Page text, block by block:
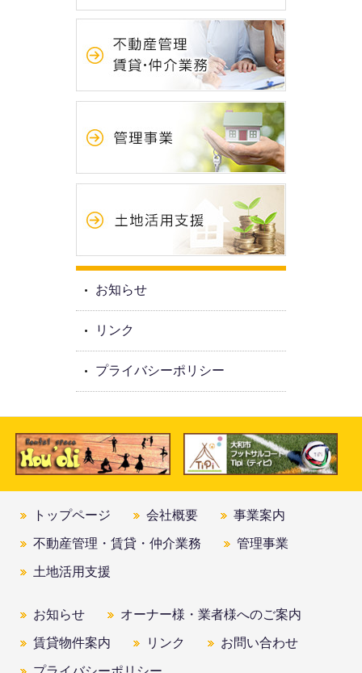
お知らせ
リンク
プライバシーポリシー
トップページ 会社概要 事業案内
不動産管理・賃貸・仲介業務 管理事業
土地活用支援
お知らせ オーナー様・業者様へのご案内
賃貸物件案内 リンク お問い合わせ